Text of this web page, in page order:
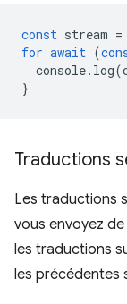
const stream =
for await (
console. log(
}
Traductions
Les traductions
vous envoyez
les traductions
les précédentes